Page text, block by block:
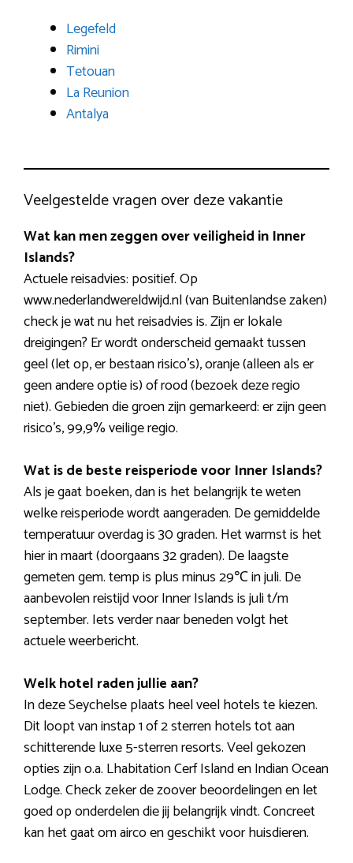
Legefeld
Rimini
Tetouan
La Reunion
Antalya
Veelgestelde vragen over deze vakantie
Wat kan men zeggen over veiligheid in Inner
Islands?
Actuele reisadvies: positief. Op
www.nederlandwereldwijd.nl (van Buitenlandse zaken)
check je wat nu het reisadvies is. Zijn er lokale
dreigingen? Er wordt onderscheid gemaakt tussen
geel (let op, er bestaan risico’s), oranje (alleen als er
geen andere optie is) of rood (bezoek deze regio
niet). Gebieden die groen zijn gemarkeerd: er zijn geen
risico’s, 99,9% veilige regio.
Wat is de beste reisperiode voor Inner Islands?
Als je gaat boeken, dan is het belangrijk te weten
welke reisperiode wordt aangeraden. De gemiddelde
temperatuur overdag is 30 graden. Het warmst is het
hier in maart (doorgaans 32 graden). De laagste
gemeten gem. temp is plus minus 29℃ in juli. De
aanbevolen reistijd voor Inner Islands is juli t/m
september. Iets verder naar beneden volgt het
actuele weerbericht.
Welk hotel raden jullie aan?
In deze Seychelse plaats heel veel hotels te kiezen.
Dit loopt van instap 1 of 2 sterren hotels tot aan
schitterende luxe 5-sterren resorts. Veel gekozen
opties zijn o.a. Lhabitation Cerf Island en Indian Ocean
Lodge. Check zeker de zoover beoordelingen en let
goed op onderdelen die jij belangrijk vindt. Concreet
kan het gaat om airco en geschikt voor huisdieren.